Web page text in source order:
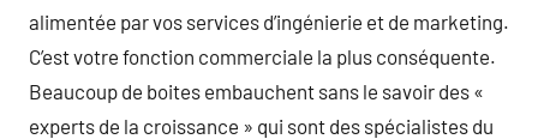
alimentée par vos services d’ingénierie et de marketing.
C’est votre fonction commerciale la plus conséquente.
Beaucoup de boites embauchent sans le savoir des «
experts de la croissance » qui sont des spécialistes du